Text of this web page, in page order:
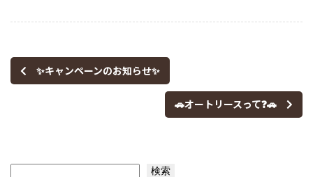
✨キャンペーンのお知らせ✨
🚗オートリースって❓🚗
検索